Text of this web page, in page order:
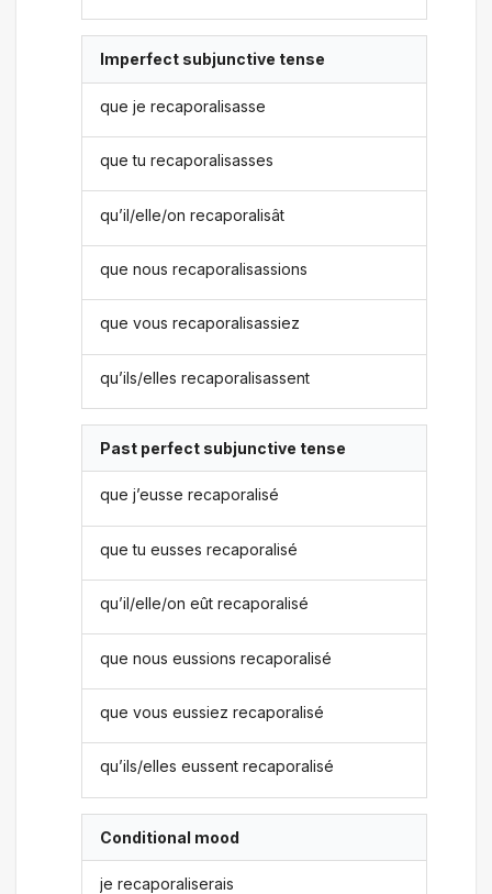
Imperfect subjunctive tense
que je recaporalisasse
que tu recaporalisasses
qu’il/elle/on recaporalisât
que nous recaporalisassions
que vous recaporalisassiez
qu’ils/elles recaporalisassent
Past perfect subjunctive tense
que j’eusse recaporalisé
que tu eusses recaporalisé
qu’il/elle/on eût recaporalisé
que nous eussions recaporalisé
que vous eussiez recaporalisé
qu’ils/elles eussent recaporalisé
Conditional mood
je recaporaliserais